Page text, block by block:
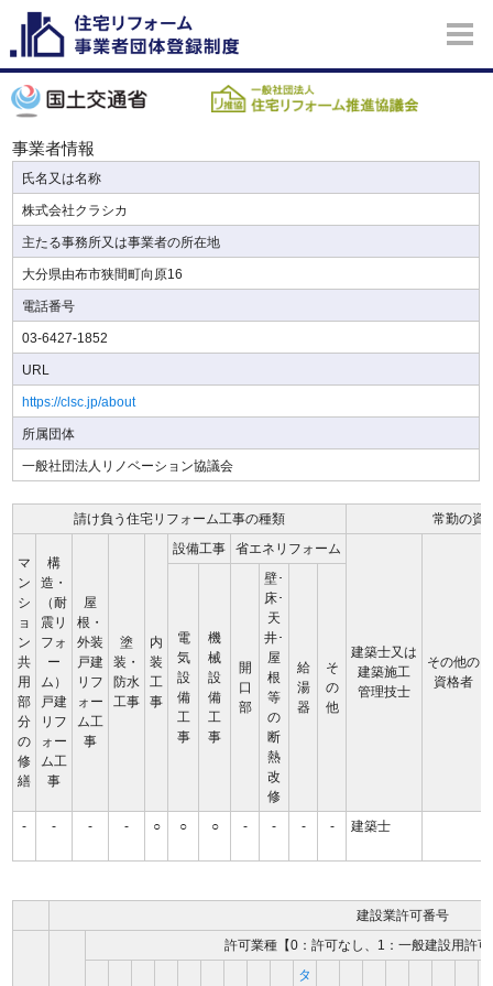
事業者情報
氏名又は名称
株式会社クラシカ
主たる事務所又は事業者の所在地
大分県由布市狭間町向原16
電話番号
03-6427-1852
URL
https://clsc.jp/about
所属団体
一般社団法人リノベーション協議会
請け負う住宅リフォーム工事の種類 常勤の資
マ
ン
シ
ョ
ン
共
用
部
分
の
修
繕
構
造・
（耐
震リ
フォ
ー
ム）
戸建
リフ
ォー
ム工
事
屋
根・
外装
戸建
リフ
ォー
ム工
事
塗
装・
防水
工事
内
装
工
事
設備工事 省エネリフォーム
建築士又は
建築施工
管理技士
その他の
資格者
電
気
設
備
工
事
機
械
設
備
工
事
開
口
部
壁･
床･
天
井･
屋
根
等
の
断
熱
改
修
給
湯
器
そ
の
他
- - - - ○ ○ ○ - - - - 建築士
建設業許可番号
許可業種【0：許可なし、1：一般建設用許
タ